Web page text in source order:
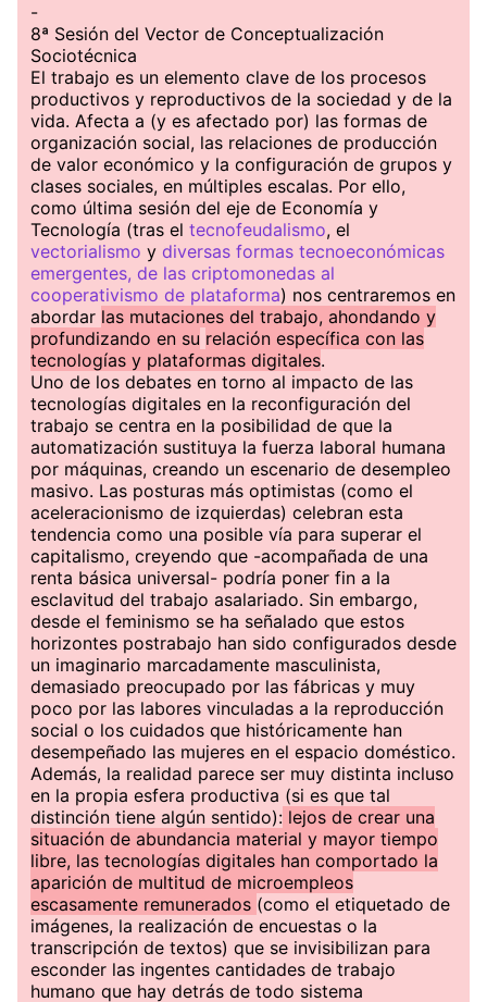
-
8ª Sesión del Vector de Conceptualización
Sociotécnica
El trabajo es un elemento clave de los procesos
productivos y reproductivos de la sociedad y de la
vida. Afecta a (y es afectado por) las formas de
organización social, las relaciones de producción
de valor económico y la configuración de grupos y
clases sociales, en múltiples escalas. Por ello,
como última sesión del eje de Economía y
Tecnología (tras el tecnofeudalismo, el
vectorialismo y diversas formas tecnoeconómicas
emergentes, de las criptomonedas al
cooperativismo de plataforma) nos centraremos en
abordar las mutaciones del trabajo, ahondando y
profundizando en su relación específica con las
tecnologías y plataformas digitales.
Uno de los debates en torno al impacto de las
tecnologías digitales en la reconfiguración del
trabajo se centra en la posibilidad de que la
automatización sustituya la fuerza laboral humana
por máquinas, creando un escenario de desempleo
masivo. Las posturas más optimistas (como el
aceleracionismo de izquierdas) celebran esta
tendencia como una posible vía para superar el
capitalismo, creyendo que -acompañada de una
renta básica universal- podría poner fin a la
esclavitud del trabajo asalariado. Sin embargo,
desde el feminismo se ha señalado que estos
horizontes postrabajo han sido configurados desde
un imaginario marcadamente masculinista,
demasiado preocupado por las fábricas y muy
poco por las labores vinculadas a la reproducción
social o los cuidados que históricamente han
desempeñado las mujeres en el espacio doméstico.
Además, la realidad parece ser muy distinta incluso
en la propia esfera productiva (si es que tal
distinción tiene algún sentido): lejos de crear una
situación de abundancia material y mayor tiempo
libre, las tecnologías digitales han comportado la
aparición de multitud de microempleos
escasamente remunerados (como el etiquetado de
imágenes, la realización de encuestas o la
transcripción de textos) que se invisibilizan para
esconder las ingentes cantidades de trabajo
humano que hay detrás de todo sistema